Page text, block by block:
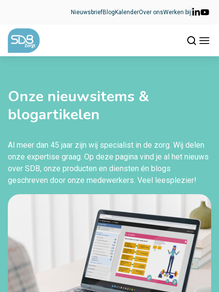
NieuwsbriefBlog KalenderOver onsWerken bij
Onze nieuwsitems &
blogartikelen
Al meer dan 45 jaar zijn wij specialist in de zorg. Wij delen
onze expertise graag. Op deze pagina vind je al het nieuws
over SDB, onze producten en diensten én blogs
geschreven door onze medewerkers. Veel leesplezier!